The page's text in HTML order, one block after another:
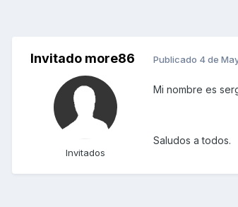
Invitado more86
Invitados
Publicado 4 de
Mi nombre es
Saludos a todos.